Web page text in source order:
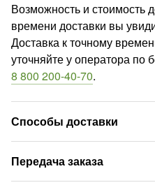
Возможность и стоимость
времени доставки вы
Доставка к точному
уточняйте у оператора по
8 800 200-40-70.
Способы доставки
Передача заказа